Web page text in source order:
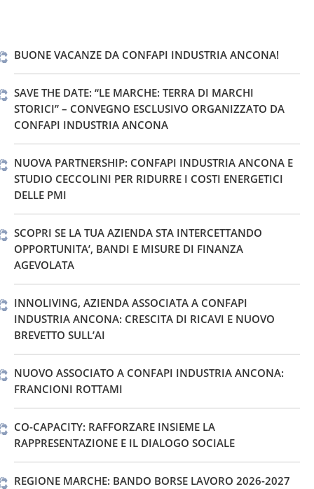
BUONE VACANZE DA CONFAPI INDUSTRIA ANCONA!
SAVE THE DATE: “LE MARCHE: TERRA DI MARCHI
STORICI” – CONVEGNO ESCLUSIVO ORGANIZZATO DA
CONFAPI INDUSTRIA ANCONA
NUOVA PARTNERSHIP: CONFAPI INDUSTRIA ANCONA E
STUDIO CECCOLINI PER RIDURRE I COSTI ENERGETICI
DELLE PMI
SCOPRI SE LA TUA AZIENDA STA INTERCETTANDO
OPPORTUNITA’, BANDI E MISURE DI FINANZA
AGEVOLATA
INNOLIVING, AZIENDA ASSOCIATA A CONFAPI
INDUSTRIA ANCONA: CRESCITA DI RICAVI E NUOVO
BREVETTO SULL’AI
NUOVO ASSOCIATO A CONFAPI INDUSTRIA ANCONA:
FRANCIONI ROTTAMI
CO-CAPACITY: RAFFORZARE INSIEME LA
RAPPRESENTAZIONE E IL DIALOGO SOCIALE
REGIONE MARCHE: BANDO BORSE LAVORO 2026-2027